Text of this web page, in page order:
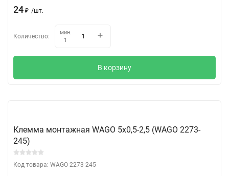
24 ₽ /шт.
Количество:
мин.
1
В корзину
Клемма монтажная WAGO 5х0,5-2,5 (WAGO 2273-
245)
Код товара: WAGO 2273-245